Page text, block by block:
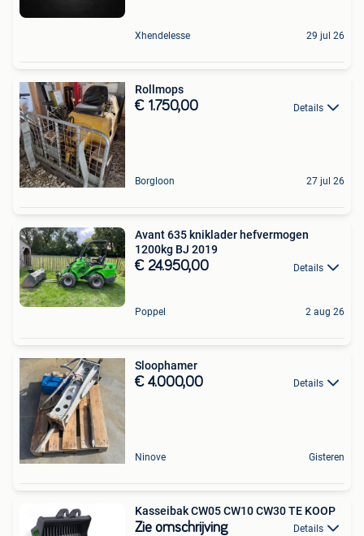
Xhendelesse 29 jul 26
Rollmops
€ 1.750,00 Details
Borgloon 27 jul 26
Avant 635 kniklader hefvermogen
1200kg BJ 2019
€ 24.950,00 Details
Poppel 2 aug 26
Sloophamer
€ 4.000,00 Details
Ninove Gisteren
Kasseibak CW05 CW10 CW30 TE KOOP
Zie omschrijving Details